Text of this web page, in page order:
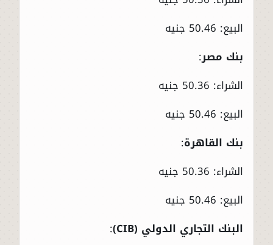
البيع: 50.46 جنيه
بنك مصر:
الشراء: 50.36 جنيه
البيع: 50.46 جنيه
بنك القاهرة:
الشراء: 50.36 جنيه
البيع: 50.46 جنيه
البنك التجاري الدولي (CIB)
: